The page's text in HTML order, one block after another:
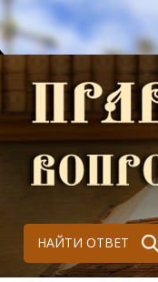
НАЙТИ ОТВЕТ